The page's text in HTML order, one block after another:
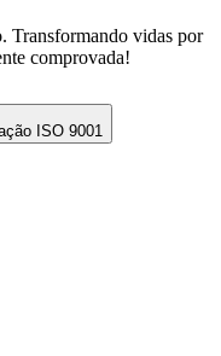
Transformando vidas por
comprovada!
ISO 9001